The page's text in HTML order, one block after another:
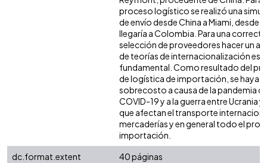
proceso logístico se realizó una
de envío desde China a Miami, desde
llegaría a Colombia. Para una correcta
selección de proveedores hacer un
de teorías de internacionalización es
fundamental. Como resultado del
de logística de importación, se haya
sobrecosto a causa de la pandemia
COVID-19 y a la guerra entre Ucrania y
que afectan el transporte
mercaderías y en general todo el
importación.
dc.format.extent
40 páginas